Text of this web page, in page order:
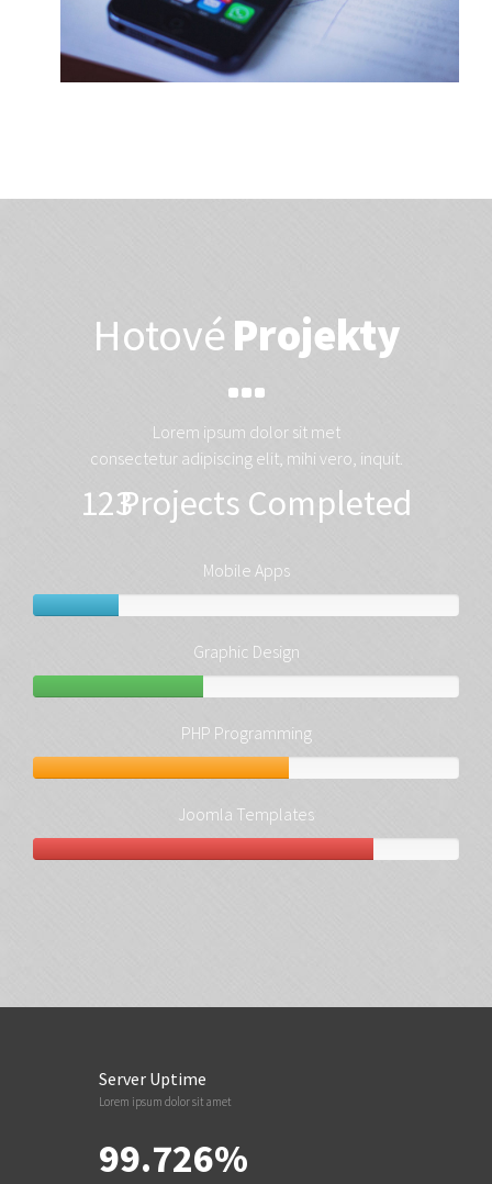
Hotové Projekty
Lorem ipsum dolor sit met
consectetur adipiscing elit, mihi vero, inquit.
123Projects Completed
Mobile Apps
Graphic Design
PHP Programming
Joomla Templates
Server Uptime
Lorem ipsum dolor sit amet
99.726%